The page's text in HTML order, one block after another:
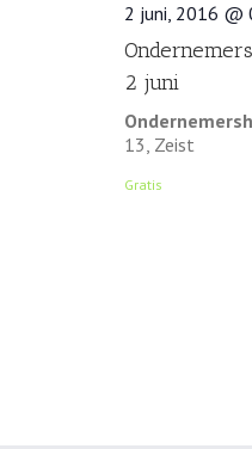
2 juni, 2016 @
2 juni
13, Zeist
Gratis